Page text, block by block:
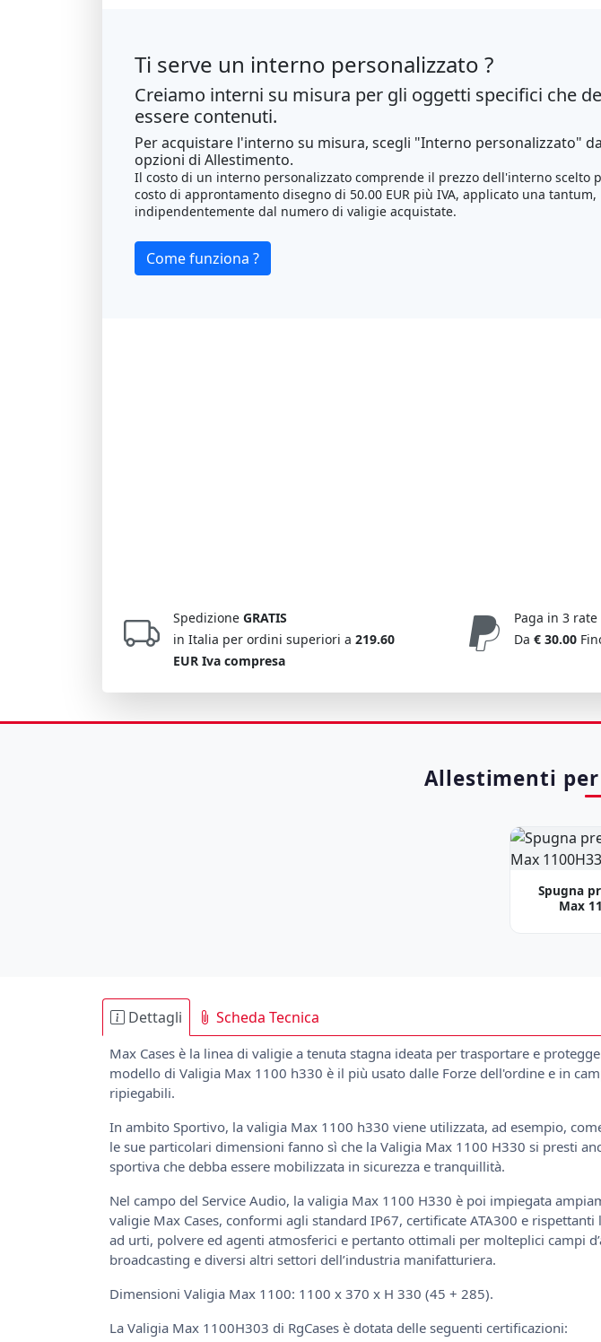
Ti serve un interno personalizzato ?
Creiamo interni su misura per gli oggetti specifici che
essere contenuti.
Per acquistare l'interno su misura, scegli "Interno personalizzato"
opzioni di Allestimento.
Il costo di un interno personalizzato comprende il prezzo dell'interno scelto
costo di approntamento disegno di 50.00 EUR più IVA, applicato una tantum,
indipendentemente dal numero di valigie acquistate.
Come funziona ?
Spedizione GRATIS
in Italia per ordini superiori a 219.60
EUR Iva compresa
Paga in 3 rate
Da € 30.00
Allestimenti
Spugna
Max
Dettagli Scheda Tecnica
Max Cases è la linea di valigie a tenuta stagna ideata per trasportare e
modello di Valigia Max 1100 h330 è il più usato dalle Forze dell'ordine e in
ripiegabili.
In ambito Sportivo, la valigia Max 1100 h330 viene utilizzata, ad esempio,
le sue particolari dimensioni fanno sì che la Valigia Max 1100 H330 si presti
sportiva che debba essere mobilizzata in sicurezza e tranquillità.
Nel campo del Service Audio, la valigia Max 1100 H330 è poi impiegata
valigie Max Cases, conformi agli standard IP67, certificate ATA300 e
ad urti, polvere ed agenti atmosferici e pertanto ottimali per molteplici campi
broadcasting e diversi altri settori dell’industria manifatturiera.
Dimensioni Valigia Max 1100: 1100 x 370 x H 330 (45 + 285).
La Valigia Max 1100H303 di RgCases è dotata delle seguenti certificazioni: